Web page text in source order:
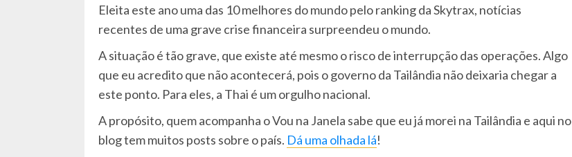
Eleita este ano uma das 10 melhores do mundo pelo ranking da Skytrax, notícias
recentes de uma grave crise financeira surpreendeu o mundo.
A situação é tão grave, que existe até mesmo o risco de interrupção das operações. Algo
que eu acredito que não acontecerá, pois o governo da Tailândia não deixaria chegar a
este ponto. Para eles, a Thai é um orgulho nacional.
A propósito, quem acompanha o Vou na Janela sabe que eu já morei na Tailândia e aqui no
blog tem muitos posts sobre o país. Dá uma olhada lá!